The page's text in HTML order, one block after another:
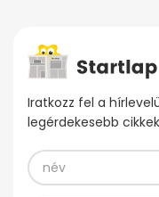
Iratkozz fel a
legérdekesebb